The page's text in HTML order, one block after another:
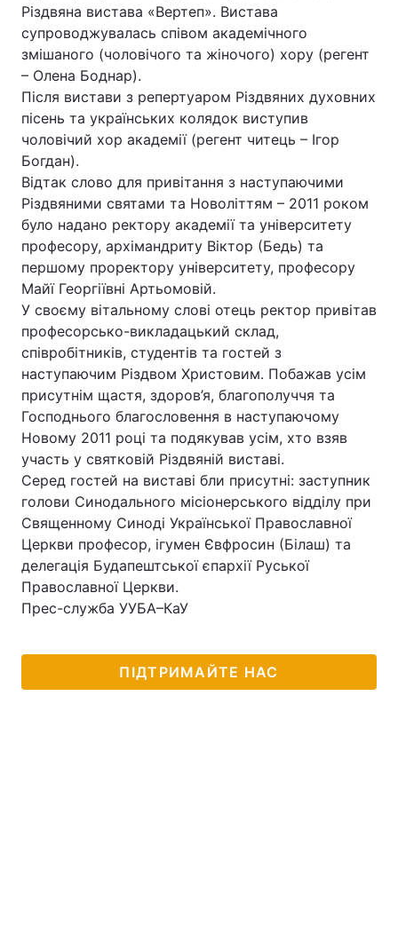
Головна
Україна Політика
Економіка Світ
Спорт Наука
Техно і зв'язок Лайт
Зброя Інциденти
Здоров'я Туризм
Цікавинки
Екологія Регіони
Лонгріди
Відео з Youtube Статті
Інтерв'ю
Різдвяна вистава «Вертеп». Вистава
супроводжувалась співом академічного
змішаного (чоловічого та жіночого) хору (регент
– Олена Боднар).
Після вистави з репертуаром Різдвяних духовних
пісень та українських колядок виступив
чоловічий хор академії (регент читець – Ігор
Богдан).
Відтак слово для привітання з наступаючими
Різдвяними святами та Новоліттям – 2011 роком
було надано ректору академії та університету
професору, архімандриту Віктор (Бедь) та
першому проректору університету, професору
Майї Георгіївні Артьомовій.
У своєму вітальному слові отець ректор привітав
професорсько-викладацький склад,
співробітників, студентів та гостей з
наступаючим Різдвом Христовим. Побажав усім
присутнім щастя, здоров’я, благополуччя та
Господнього благословення в наступаючому
Новому 2011 році та подякував усім, хто взяв
участь у святковій Різдвяній виставі.
Серед гостей на виставі бли присутні: заступник
голови Синодального місіонерського відділу при
Священному Синоді Української Православної
Церкви професор, ігумен Євфросин (Білаш) та
делегація Будапештської єпархії Руської
Православної Церкви.
Прес-служба УУБА–КаУ
ПІДТРИМАЙТЕ НАС